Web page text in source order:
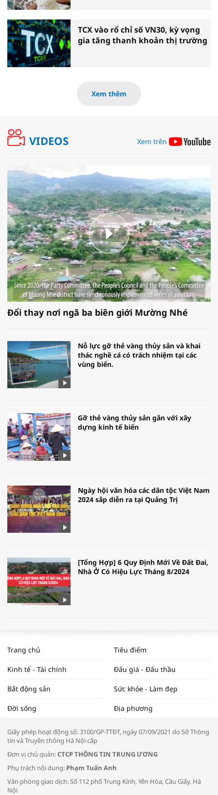
TCX vào rổ chỉ số VN30, kỳ vọng
gia tăng thanh khoản thị trường
Xem thêm
VIDEOS Xem trên
Đổi thay nơi ngã ba biên giới Mường Nhé
Nỗ lực gỡ thẻ vàng thủy sản và khai
thác nghề cá có trách nhiệm tại các
vùng biển.
Gỡ thẻ vàng thủy sản gắn với xây
dựng kinh tế biển
Ngày hội văn hóa các dân tộc Việt Nam
2024 sắp diễn ra tại Quảng Trị
[Tổng Hợp] 6 Quy Định Mới Về Đất Đai,
Nhà Ở Có Hiệu Lực Tháng 8/2024
NAM NĂM 2024 VÀ NĂM 2025 | NHỊP
ĐẬP THỊ TRƯỜNG #62
Tọa đàm “Xúc tiến thương mại: Khơi
Bác sĩ tư vấn cách phòng tránh bệnh
đường hô hấp trong thời tiết giao mùa
Trang chủ Tiêu điểm
Kinh tế - Tài chính Đấu giá - Đấu thầu
Bất động sản Sức khỏe - Làm đẹp
Đời sống Địa phương
Giấy phép hoạt động số: 3100/GP-TTĐT, ngày 07/09/2021 do Sở Thông
tin và Truyền thông Hà Nội cấp
Đơn vị chủ quản:CTCP THÔNG TIN TRUNG ƯƠNG
Phụ trách nội dung: Phạm Tuấn Anh
Văn phòng giao dịch: Số 112 phố Trung Kính, Yên Hòa, Cầu Giấy, Hà
Nội